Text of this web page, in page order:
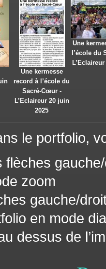
Une kermesse
record à l’école du
Sacré-Cœur -
L’Eclaireur 20 juin
2025
Une
l’école du
le portfolio,
flèches
zoom
gauche/
en mode
dessus de